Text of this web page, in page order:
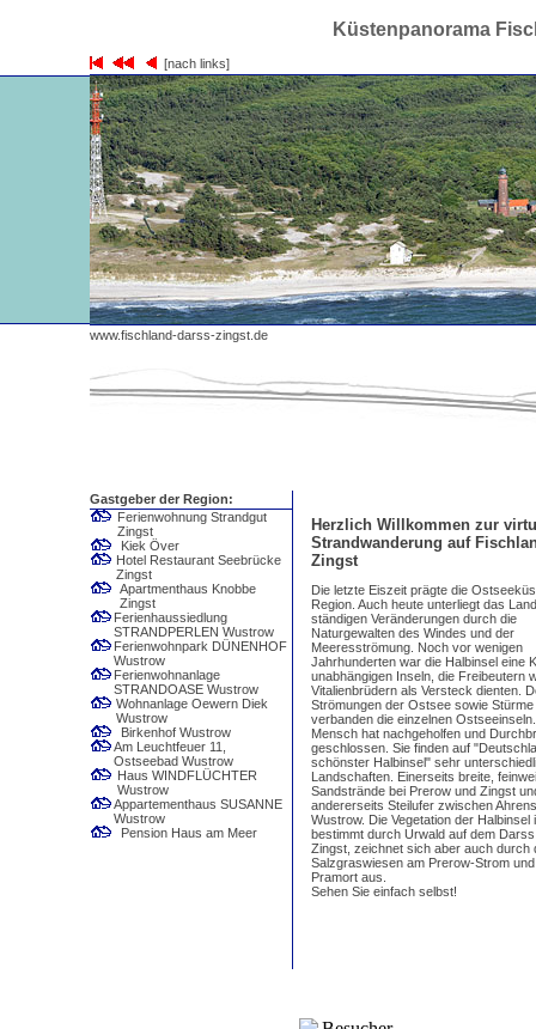
Küstenpanorama
[nach links]
www.fischland-darss-zingst.de
Gastgeber der Region:
Ferienwohnung Strandgut
Zingst
Kiek Över
Hotel Restaurant Seebrücke
Zingst
Apartmenthaus Knobbe
Zingst
Ferienhaussiedlung
STRANDPERLEN Wustrow
Ferienwohnpark DÜNENHOF
Wustrow
Ferienwohnanlage
STRANDOASE Wustrow
Wohnanlage Oewern Diek
Wustrow
Birkenhof Wustrow
Am Leuchtfeuer 11,
Ostseebad Wustrow
Haus WINDFLÜCHTER
Wustrow
Appartementhaus SUSANNE
Wustrow
Pension Haus am Meer
Herzlich Willkommen zur
Strandwanderung auf
Zingst
Die letzte Eiszeit prägte die
Region. Auch heute unterliegt das Land
ständigen Veränderungen durch die
Naturgewalten des Windes und der
Meeresströmung. Noch vor wenigen
Jahrhunderten war die Halbinsel eine
unabhängigen Inseln, die Freibeutern
Vitalienbrüdern als Versteck dienten.
Strömungen der Ostsee sowie Stürme
verbanden die einzelnen
Mensch hat nachgeholfen und
geschlossen. Sie finden auf
schönster Halbinsel" sehr
Landschaften. Einerseits breite,
Sandstrände bei Prerow und Zingst
andererseits Steilufer zwischen
Wustrow. Die Vegetation der Halbinsel
bestimmt durch Urwald auf dem
Zingst, zeichnet sich aber auch durch
Salzgraswiesen am Prerow-Strom
Pramort aus.
Sehen Sie einfach selbst!